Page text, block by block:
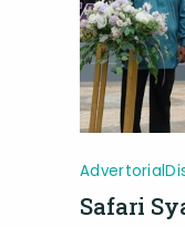
Advertorial
Safari